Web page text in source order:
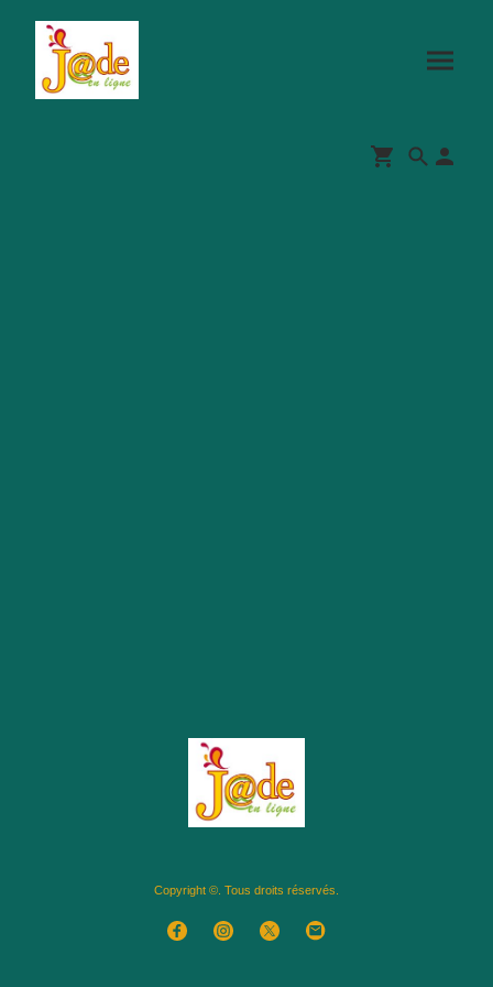
Copyright ©. Tous droits réservés.